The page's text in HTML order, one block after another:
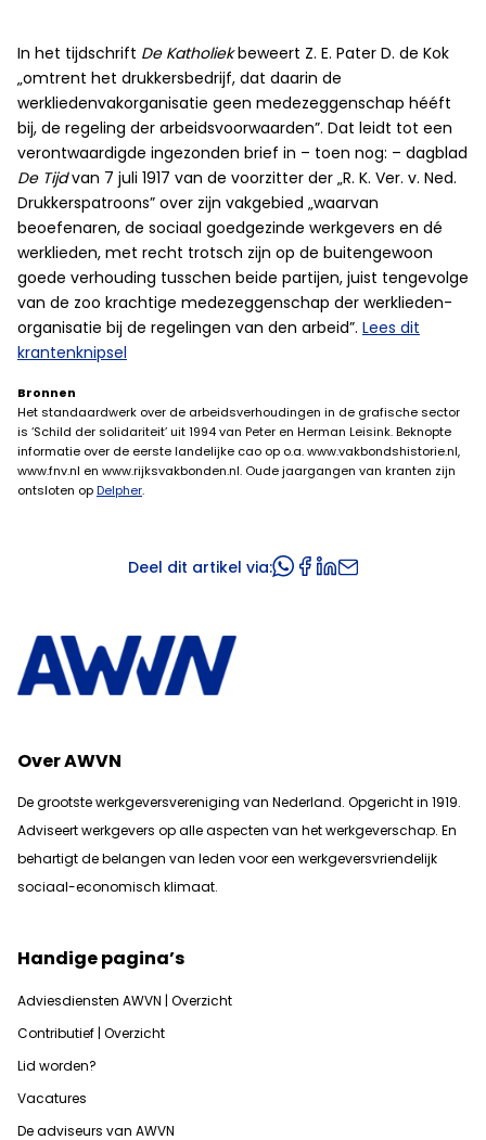
In het tijdschrift De Katholiekbeweert Z. E. Pater D. de Kok
„omtrent het drukkersbedrijf, dat daarin de
werkliedenvakorganisatie geen medezeggenschap hééft
bij, de regeling der arbeidsvoorwaarden”. Dat leidt tot een
verontwaardigde ingezonden brief in – toen nog: – dagblad
De Tijdvan 7 juli 1917 van de voorzitter der „R. K. Ver. v. Ned.
Drukkerspatroons” over zijn vakgebied „waarvan
beoefenaren, de sociaal goedgezinde werkgevers en dé
werklieden, met recht trotsch zijn op de buitengewoon
goede verhouding tusschen beide partijen, juist tengevolge
van de zoo krachtige medezeggenschap der werklieden-
organisatie bij de regelingen van den arbeid”. Lees dit
krantenknipsel
Bronnen
Het standaardwerk over de arbeidsverhoudingen in de grafische sector
is ‘Schild der solidariteit’ uit 1994 van Peter en Herman Leisink. Beknopte
informatie over de eerste landelijke cao op o.a. www.vakbondshistorie.nl,
www.fnv.nl en www.rijksvakbonden.nl. Oude jaargangen van kranten zijn
ontsloten opDelpher.
Deel dit artikel via:
Over AWVN
De grootste werkgeversvereniging van Nederland. Opgericht in 1919.
Adviseert werkgevers op alle aspecten van het werkgeverschap. En
behartigt de belangen van leden voor een werkgeversvriendelijk
sociaal-economisch klimaat.
Handige pagina’s
Adviesdiensten AWVN | Overzicht
Contributief | Overzicht
Lid worden?
Vacatures
De adviseurs van AWVN